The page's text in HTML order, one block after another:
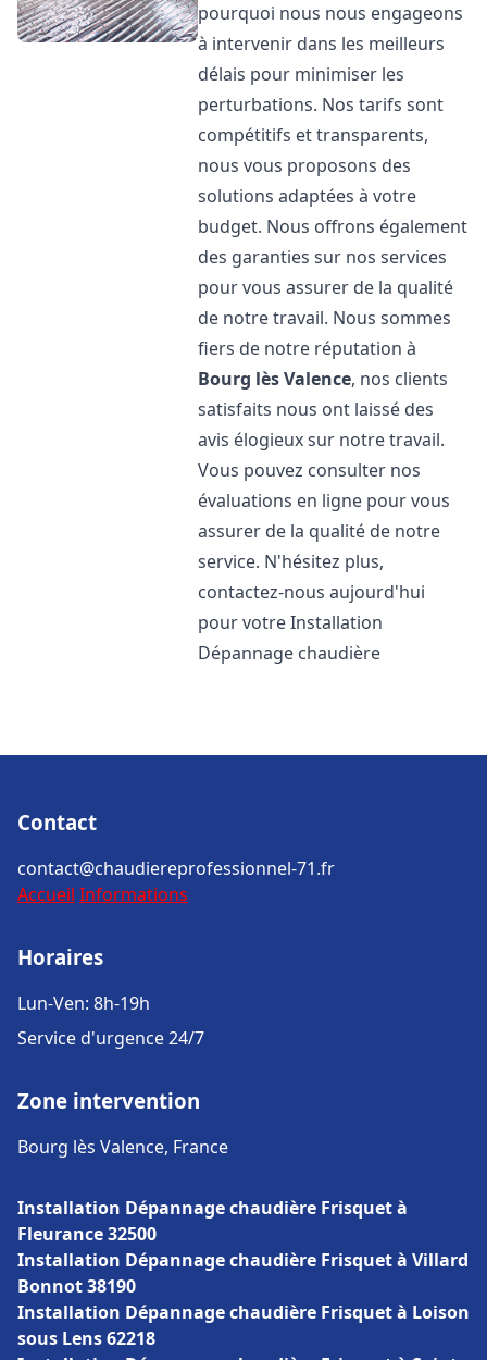
pourquoi nous nous engageons
à intervenir dans les meilleurs
délais pour minimiser les
perturbations. Nos tarifs sont
compétitifs et transparents,
nous vous proposons des
solutions adaptées à votre
budget. Nous offrons également
des garanties sur nos services
pour vous assurer de la qualité
de notre travail. Nous sommes
fiers de notre réputation à
Bourg lès Valence, nos clients
satisfaits nous ont laissé des
avis élogieux sur notre travail.
Vous pouvez consulter nos
évaluations en ligne pour vous
assurer de la qualité de notre
service. N'hésitez plus,
contactez-nous aujourd'hui
pour votre Installation
Dépannage chaudière
Contact
contact@chaudiereprofessionnel-71.fr
Accueil Informations
Horaires
Lun-Ven: 8h-19h
Service d'urgence 24/7
Zone intervention
Bourg lès Valence, France
Installation Dépannage chaudière Frisquet à
Fleurance 32500
Installation Dépannage chaudière Frisquet à Villard
Bonnot 38190
Installation Dépannage chaudière Frisquet à Loison
sous Lens 62218